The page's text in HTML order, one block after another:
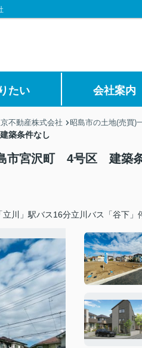
たい 会社案内
不動産株式会社 昭島市の土地(売買)
築条件なし
市宮沢町 4号区 建築
立川」駅バス16分立川バス「谷下」